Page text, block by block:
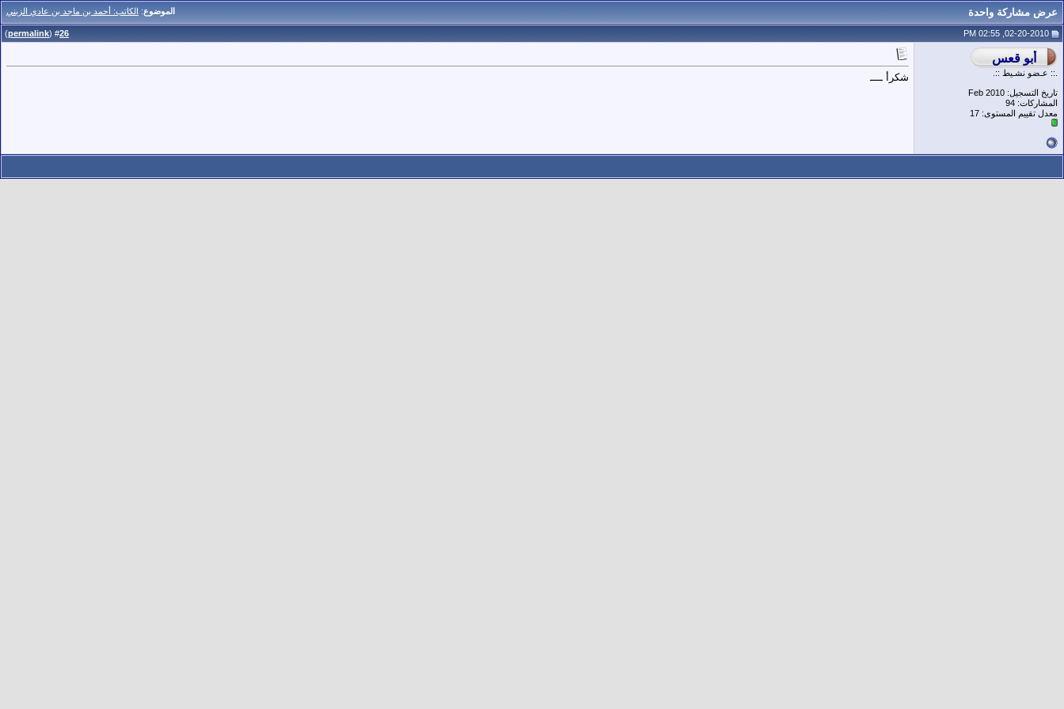
الموضوع: الكاتب: أحمد بن ماجد بن عادي الزبني عرض مشاركة واحدة
26
(
permalink
)
.:: عـضو نشـيط ::.
تاريخ التسجيل: Feb 2010
المشاركات: 94
معدل تقييم المستوى: 17
شكرأ ــــ